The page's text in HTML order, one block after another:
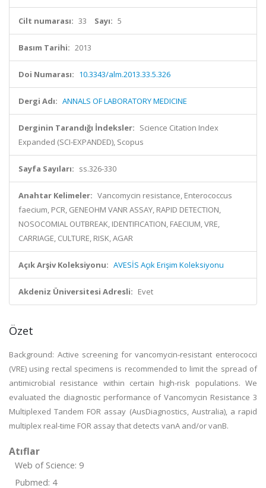
Cilt numarası: 33 Sayı: 5
Basım Tarihi: 2013
Doi Numarası: 10.3343/alm.2013.33.5.326
Dergi Adı: ANNALS OF LABORATORY MEDICINE
Derginin Tarandığı İndeksler: Science Citation Index
Expanded (SCI-EXPANDED), Scopus
Sayfa Sayıları: ss.326-330
Anahtar Kelimeler: Vancomycin resistance, Enterococcus
faecium, PCR, GENEOHM VANR ASSAY, RAPID DETECTION,
NOSOCOMIAL OUTBREAK, IDENTIFICATION, FAECIUM, VRE,
CARRIAGE, CULTURE, RISK, AGAR
Açık Arşiv Koleksiyonu: AVESİS Açık Erişim Koleksiyonu
Akdeniz Üniversitesi Adresli: Evet
Özet
Background: Active screening for vancomycin-resistant enterococci
(VRE) using rectal specimens is recommended to limit the spread of
antimicrobial resistance within certain high-risk populations. We
evaluated the diagnostic performance of Vancomycin Resistance 3
Multiplexed Tandem FOR assay (AusDiagnostics, Australia), a rapid
multiplex real-time FOR assay that detects vanA and/or vanB.
Atıflar
Web of Science: 9
Pubmed: 4